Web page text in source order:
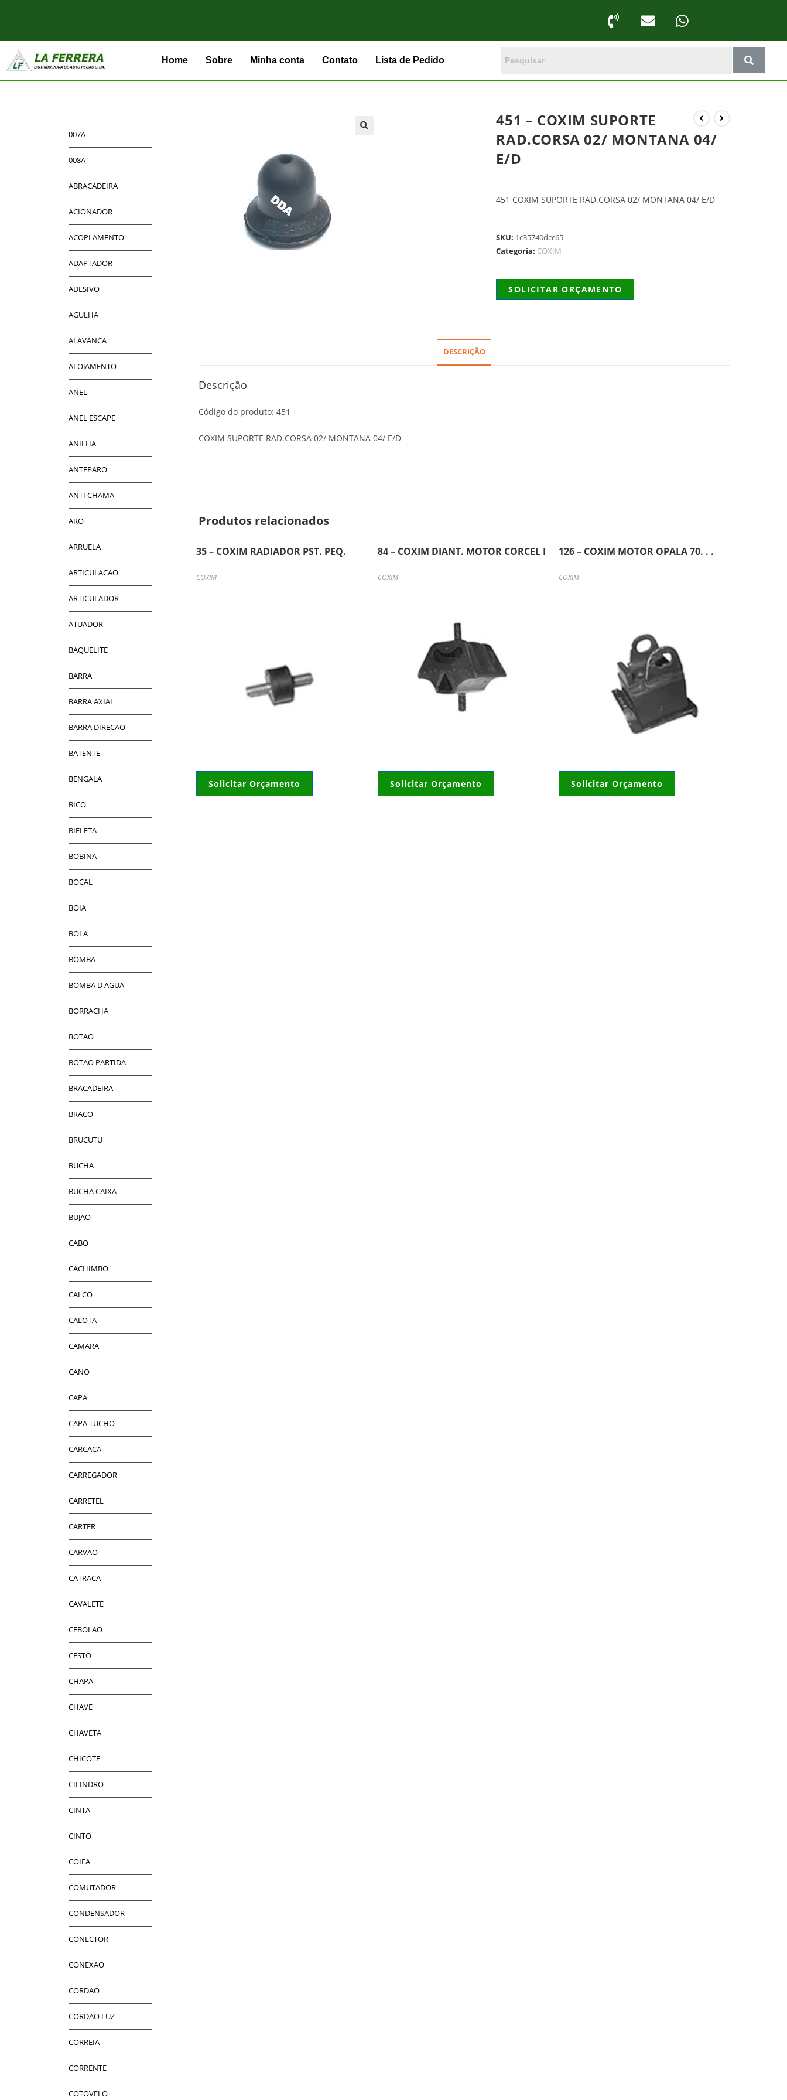
Home Sobre Minha conta Contato Lista de Pedido
451 – COXIM SUPORTE
RAD.CORSA 02/ MONTANA 04/
E/D
451 COXIM SUPORTE RAD.CORSA 02/ MONTANA 04/ E/D
SKU: 1c35740dcc65
Categoria: COXIM
SOLICITAR ORÇAMENTO
DESCRIÇÃO
Descrição
Código do produto: 451
COXIM SUPORTE RAD.CORSA 02/ MONTANA 04/ E/D
Produtos relacionados
35 – COXIM RADIADOR PST. PEQ.
COXIM
Solicitar Orçamento
84 – COXIM DIANT. MOTOR CORCEL I
COXIM
Solicitar Orçamento
126 – COXIM MOTOR OPALA 70. . .
COXIM
Solicitar Orçamento
007A
008A
ABRACADEIRA
ACIONADOR
ACOPLAMENTO
ADAPTADOR
ADESIVO
AGULHA
ALAVANCA
ALOJAMENTO
ANEL
ANEL ESCAPE
ANILHA
ANTEPARO
ANTI CHAMA
ARO
ARRUELA
ARTICULACAO
ARTICULADOR
ATUADOR
BAQUELITE
BARRA
BARRA AXIAL
BARRA DIRECAO
BATENTE
BENGALA
BICO
BIELETA
BOBINA
BOCAL
BOIA
BOLA
BOMBA
BOMBA D AGUA
BORRACHA
BOTAO
BOTAO PARTIDA
BRACADEIRA
BRACO
BRUCUTU
BUCHA
BUCHA CAIXA
BUJAO
CABO
CACHIMBO
CALCO
CALOTA
CAMARA
CANO
CAPA
CAPA TUCHO
CARCACA
CARREGADOR
CARRETEL
CARTER
CARVAO
CATRACA
CAVALETE
CEBOLAO
CESTO
CHAPA
CHAVE
CHAVETA
CHICOTE
CILINDRO
CINTA
CINTO
COIFA
COMUTADOR
CONDENSADOR
CONECTOR
CONEXAO
CORDAO
CORDAO LUZ
CORREIA
CORRENTE
COTOVELO